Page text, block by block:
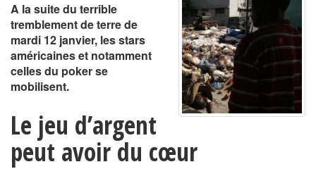
A la suite du terrible
tremblement de terre de
mardi 12 janvier, les stars
américaines et notamment
celles du poker se
mobilisent.
Le jeu d’argent
peut avoir du cœur